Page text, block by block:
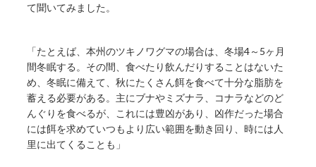
て聞いてみました。
「たとえば、本州のツキノワグマの場合は、冬場4～5ヶ月
間冬眠する。その間、食べたり飲んだりすることはないた
め、冬眠に備えて、秋にたくさん餌を食べて十分な脂肪を
蓄える必要がある。主にブナやミズナラ、コナラなどのど
んぐりを食べるが、これには豊凶があり、凶作だった場合
には餌を求めていつもより広い範囲を動き回り、時には人
里に出てくることも」